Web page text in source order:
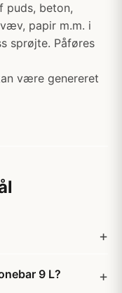
puds, beton,
papir m.m. i
sprøjte. Påføres
være genereret
9 L?